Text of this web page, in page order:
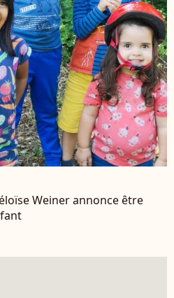
Weiner annonce être